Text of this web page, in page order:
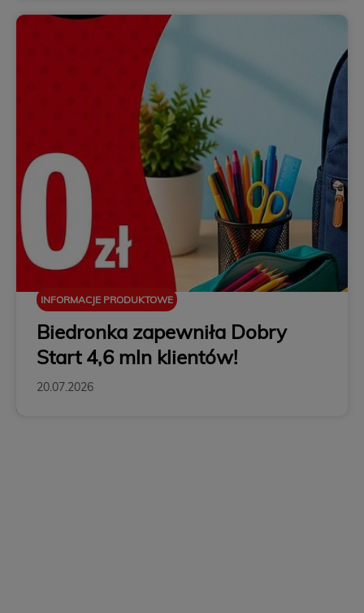
INFORMACJE PRODUKTOWE
Biedronka zapewniła Dobry
Start 4,6 mln klientów!
20.07.2026